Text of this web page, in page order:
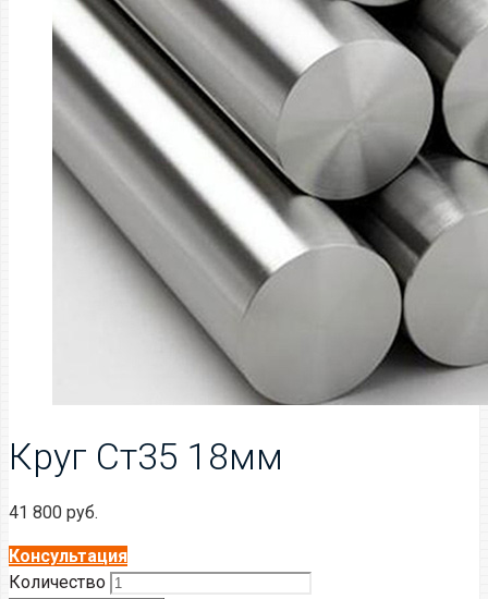
Круг Ст35 18мм
41 800 руб.
Консультация
Количество